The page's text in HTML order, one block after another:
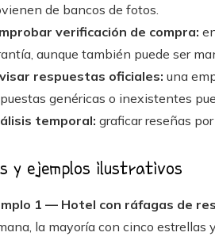
de bancos de fotos.
verificación de compra:
aunque también puede ser
respuestas oficiales: una
genéricas o inexistentes
temporal: graficar reseñas
y ejemplos ilustrativos
1 — Hotel con ráfagas de
la mayoría con cinco estrellas